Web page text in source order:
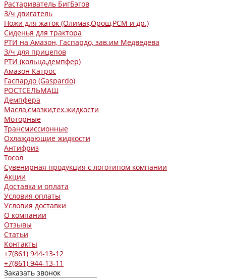
Растариватель БигБэгов
З/ч двигатель
Ножи для жаток (Олимак,Орош,РСМ и др.)
Сиденья для трактора
РТИ на Амазон, Гаспардо, зав.им Медведева
З/ч для прицепов
РТИ (кольца,демпфер)
Амазон Катрос
Гаспардо (Gaspardo)
РОСТСЕЛЬМАШ
Демпфера
Масла,смазки,тех.жидкости
Моторные
Трансмиссионные
Охлаждающие жидкости
Антифриз
Тосол
Сувенирная продукция с логотипом компании
Акции
Доставка и оплата
Условия оплаты
Условия доставки
О компании
Отзывы
Статьи
Контакты
+7(861) 944-13-12
+7(861) 944-13-11
Заказать звонок